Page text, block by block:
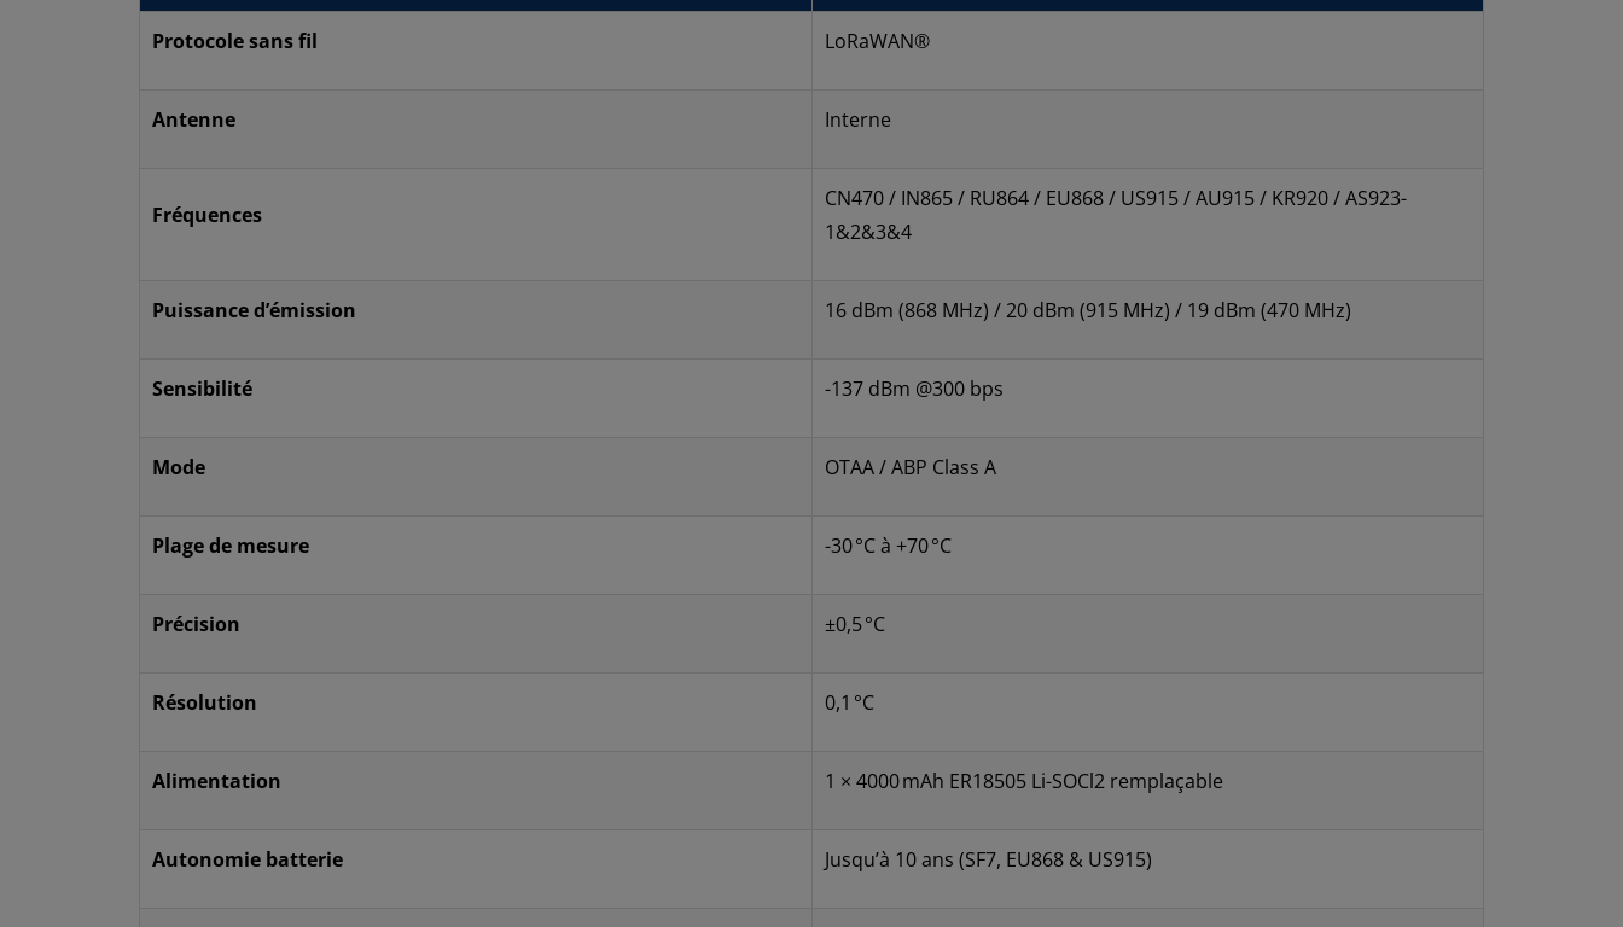
Protocole sans fil LoRaWAN®
Antenne Interne
Fréquences
CN470 / IN865 / RU864 / EU868 / US915 / AU915 / KR920 / AS923-
1&2&3&4
Puissance d’émission 16 dBm (868 MHz) / 20 dBm (915 MHz) / 19 dBm (470 MHz)
Sensibilité -137 dBm @300 bps
Mode OTAA / ABP Class A
Plage de mesure -30 °C à +70 °C
Précision ±0,5 °C
Résolution 0,1 °C
Alimentation 1 × 4000 mAh ER18505 Li-SOCl2 remplaçable
Autonomie batterie Jusqu’à 10 ans (SF7, EU868 & US915)